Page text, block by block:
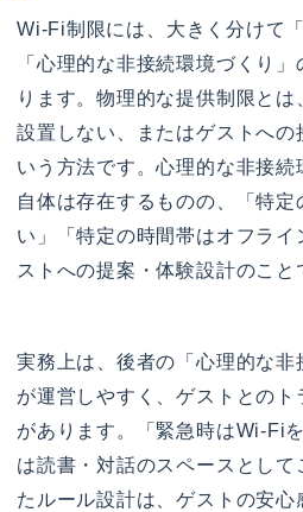
Wi-Fi制限には、大きく分けて
「心理的な非接続環境づくり
ります。物理的な提供制限と
設置しない、またはゲストへの
いう方法です。心理的な非接
自体は存在するものの、「特
い」「特定の時間帯はオフラ
ストへの提案・体験設計のこと
実務上は、後者の「心理的な非
が運営しやすく、ゲストとのト
があります。「緊急時はWi-Fi
は読書・対話のスペースとして
たルール設計は、ゲストの安